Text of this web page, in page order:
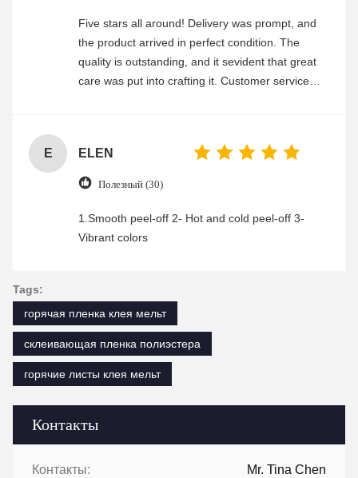
Контакты
Контакты: Mr. Tina Chen
Five stars all around! Delivery was prompt, and
the product arrived in perfect condition. The
quality is outstanding, and it sevident that great
care was put into crafting it. Customer service
E ELEN
Полезный (30)
1.Smooth peel-off 2- Hot and cold peel-off 3-
Vibrant colors
Tags:
горячая пленка клея мельт
склеивающая пленка полиэстера
горячие листы клея мельт